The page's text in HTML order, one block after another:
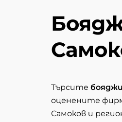
Търсите
оценените
Самоков и